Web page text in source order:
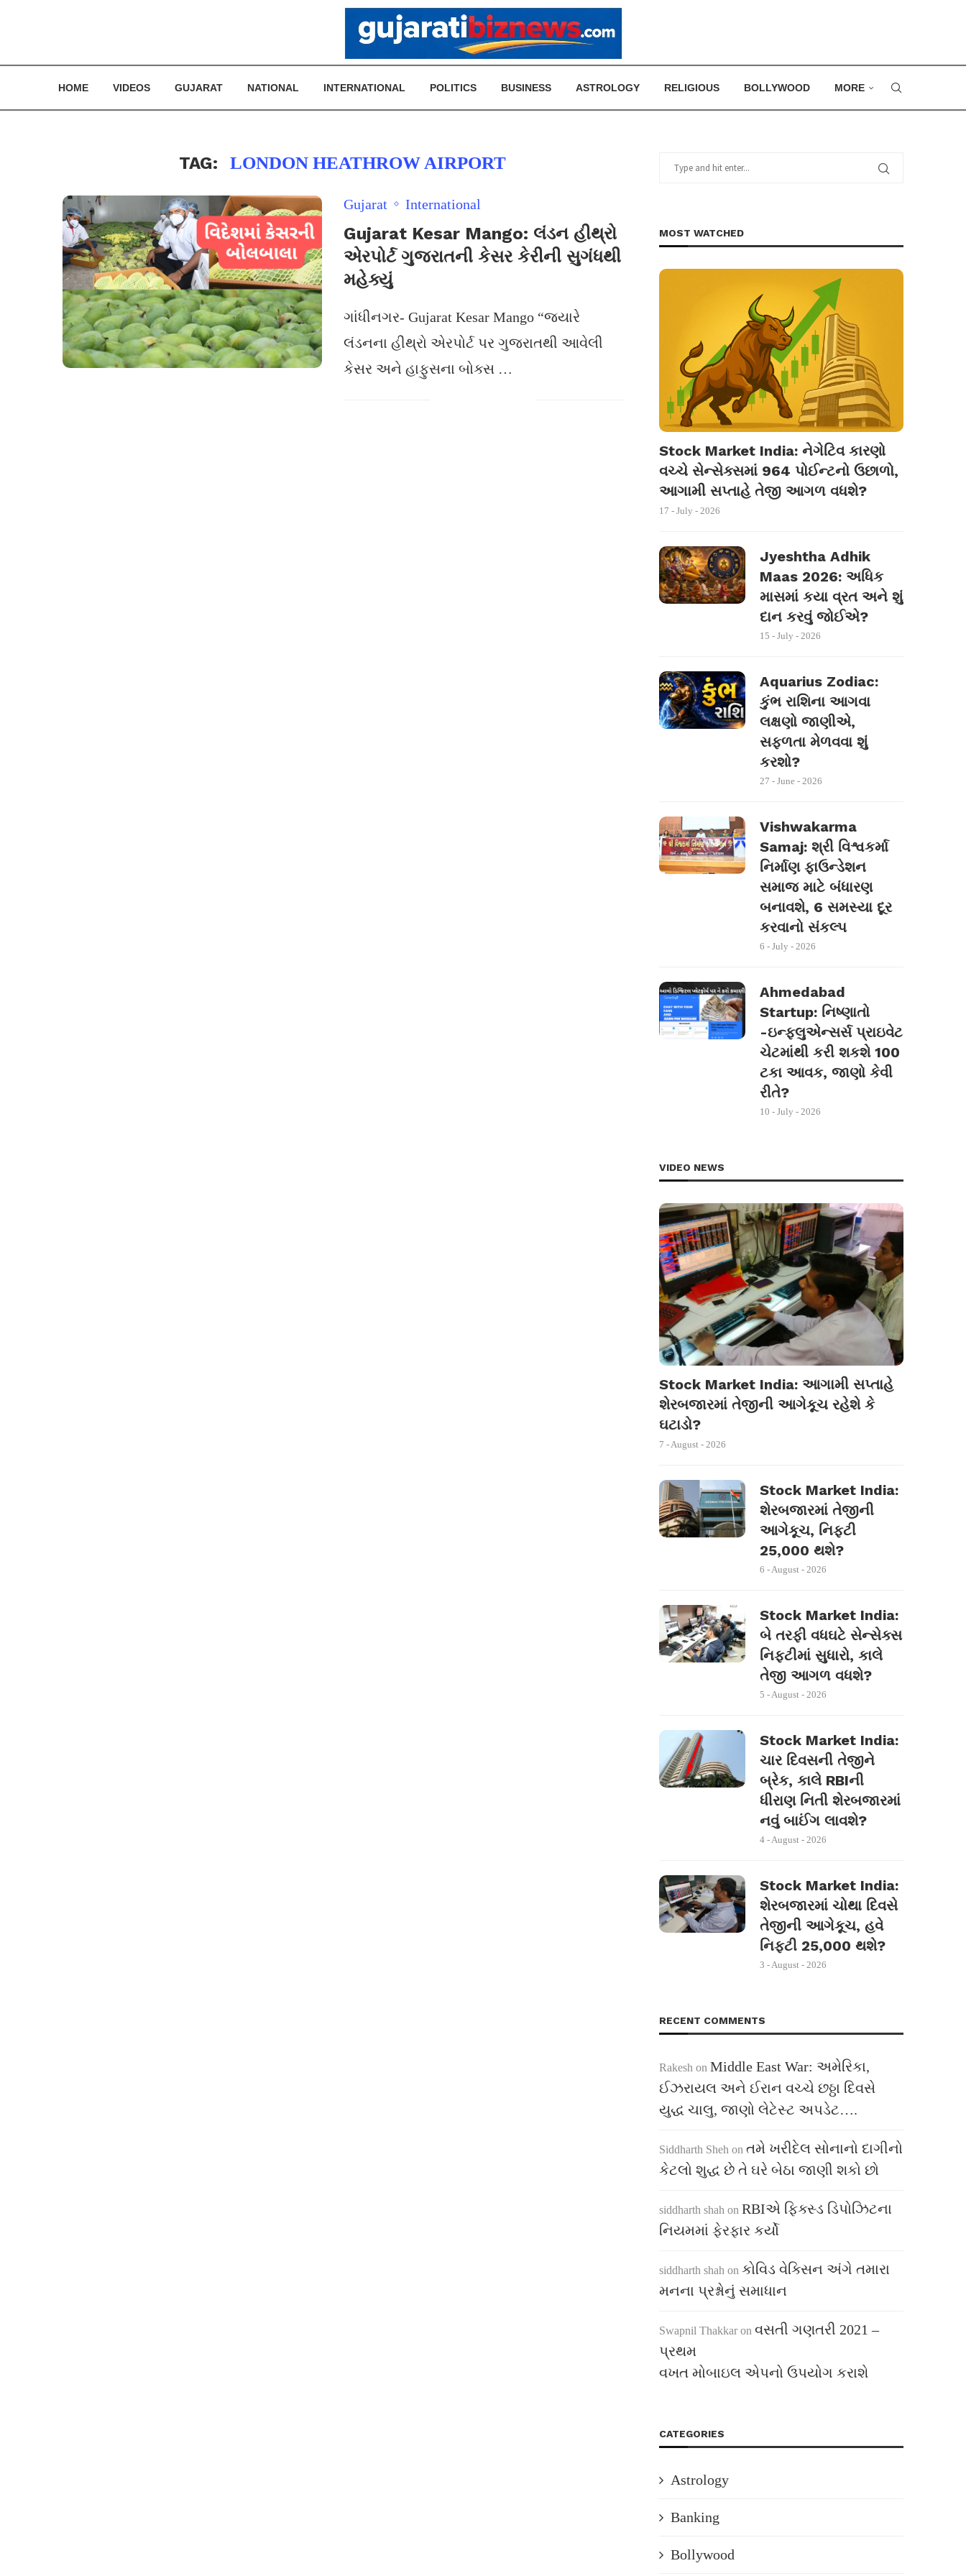
HOME VIDEOS GUJARAT NATIONAL INTERNATIONAL POLITICS BUSINESS ASTROLOGY RELIGIOUS BOLLYWOOD MORE
TAG: LONDON HEATHROW AIRPORT
Gujarat International
Gujarat Kesar Mango: લંડન હીથ્રો
એરપોર્ટ ગુજરાતની કેસર કેરીની સુગંધથી
મહેક્યું
ગાંધીનગર- Gujarat Kesar Mango “જ્યારે
લંડનના હીથ્રો એરપોર્ટ પર ગુજરાતથી આવેલી
કેસર અને હાફુસના બોક્સ …
MOST WATCHED
Stock Market India: નેગેટિવ કારણો
વચ્ચે સેન્સેક્સમાં 964 પોઈન્ટનો ઉછાળો,
આગામી સપ્તાહે તેજી આગળ વધશે?
17 - July - 2026
Jyeshtha Adhik
Maas 2026: અધિક
માસમાં કયા વ્રત અને શું
દાન કરવું જોઈએ?
15 - July - 2026
Aquarius Zodiac:
કુંભ રાશિના આગવા
લક્ષણો જાણીએ,
સફળતા મેળવવા શું
કરશો?
27 - June - 2026
Vishwakarma
Samaj: શ્રી વિશ્વકર્મા
નિર્માણ ફાઉન્ડેશન
સમાજ માટે બંધારણ
બનાવશે, 6 સમસ્યા દૂર
કરવાનો સંકલ્પ
6 - July - 2026
Ahmedabad
Startup: નિષ્ણાતો
-ઇન્ફ્લુએન્સર્સ પ્રાઇવેટ
ચેટમાંથી કરી શકશે 100
ટકા આવક, જાણો કેવી
રીતે?
10 - July - 2026
VIDEO NEWS
Stock Market India: આગામી સપ્તાહે
શેરબજારમાં તેજીની આગેકૂચ રહેશે કે
ઘટાડો?
7 - August - 2026
Stock Market India:
શેરબજારમાં તેજીની
આગેકૂચ, નિફ્ટી
25,000 થશે?
6 - August - 2026
Stock Market India:
બે તરફી વધઘટે સેન્સેક્સ
નિફ્ટીમાં સુધારો, કાલે
તેજી આગળ વધશે?
5 - August - 2026
Stock Market India:
ચાર દિવસની તેજીને
બ્રેક, કાલે RBIની
ધીરાણ નિતી શેરબજારમાં
નવું બાઈંગ લાવશે?
4 - August - 2026
Stock Market India:
શેરબજારમાં ચોથા દિવસે
તેજીની આગેકૂચ, હવે
નિફ્ટી 25,000 થશે?
3 - August - 2026
RECENT COMMENTS
Rakesh on Middle East War: અમેરિકા,
ઈઝરાયલ અને ઈરાન વચ્ચે છઠ્ઠા દિવસે
યુદ્ધ ચાલુ, જાણો લેટેસ્ટ અપડેટ….
Siddharth Sheh on તમે ખરીદેલ સોનાનો દાગીનો
કેટલો શુદ્ધ છે તે ઘરે બેઠા જાણી શકો છો
siddharth shah on RBIએ ફિક્સ્ડ ડિપોઝિટના
નિયમમાં ફેરફાર કર્યો
siddharth shah on કોવિડ વેક્સિન અંગે તમારા
મનના પ્રશ્નોનું સમાધાન
Swapnil Thakkar on વસતી ગણતરી 2021 –
પ્રથમ
વખત મોબાઇલ એપનો ઉપયોગ કરાશે
CATEGORIES
Astrology
Banking
Bollywood